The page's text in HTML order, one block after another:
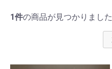
1件の商品が見つかりました